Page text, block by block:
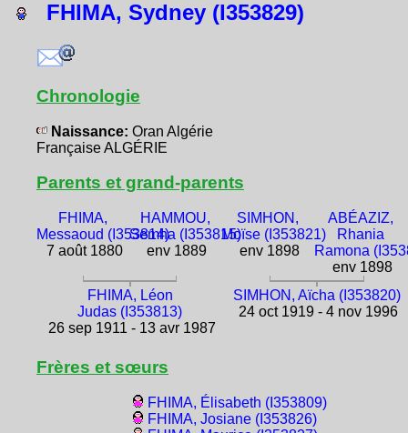
FHIMA, Sydney (I353829)
Chronologie
Naissance: Oran Algérie
Française ALGÉRIE
Parents et grand-parents
FHIMA,
Messaoud (I353814)
7 août 1880
HAMMOU,
Semha (I353815)
env 1889
SIMHON,
Moïse (I353821)
env 1898
ABÉAZIZ,
Rhania
Ramona
env 1898
FHIMA, Léon
Judas (I353813)
26 sep 1911 - 13 avr 1987
SIMHON, Aïcha (I353820)
24 oct 1919 - 4 nov 1996
Frères et sœurs
FHIMA, Élisabeth (I353809)
FHIMA, Josiane (I353826)